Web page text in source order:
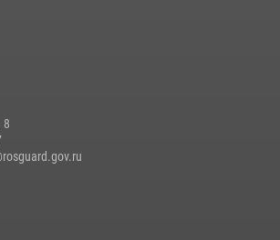
Росгвардии за первое полугодие
8